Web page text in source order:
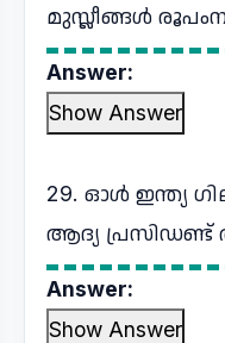
മുസ്ലീങ്ങൾ
Answer:
Show Answer
29. ഓൾ ഇന്ത്യ
ആദ്യ പ്രസിഡണ്ട്
Answer:
Show Answer